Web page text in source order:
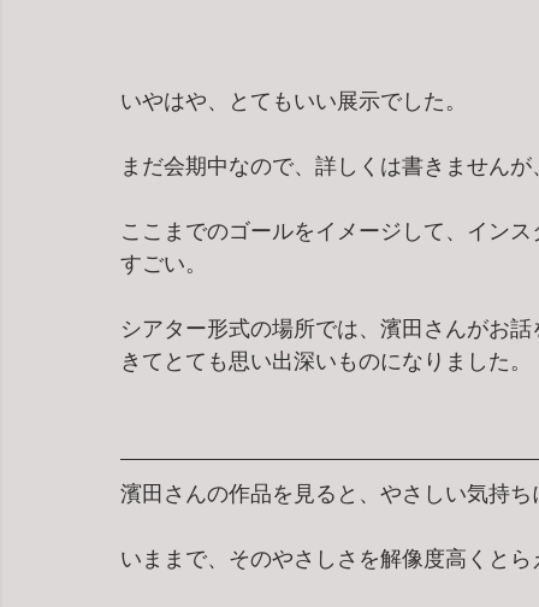
いやはや、とてもいい展示でした。
まだ会期中なので、詳しくは書きません
ここまでのゴールをイメージして、イン
すごい。
シアター形式の場所では、濱田さんがお
きてとても思い出深いものになりました。
濱田さんの作品を見ると、やさしい気持
いままで、そのやさしさを解像度高くと